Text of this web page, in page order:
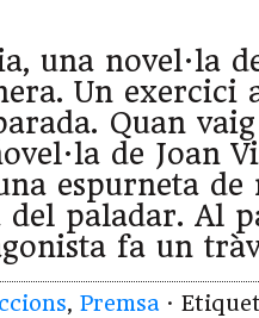
una novel·la
Un exercici
Quan
de Joan
espurneta
del paladar. Al
fa un
, Premsa ·